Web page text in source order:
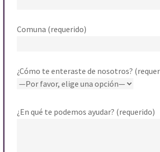
Comuna (requerido)
¿Cómo te enteraste de nosotros?
¿En qué te podemos ayudar? (requerido)